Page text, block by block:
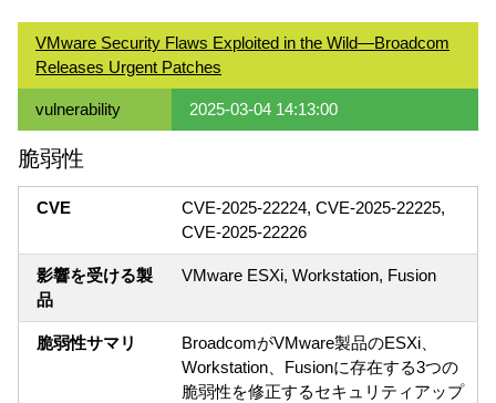
VMware Security Flaws Exploited in the Wild—Broadcom
Releases Urgent Patches
vulnerability 2025-03-04 14:13:00
脆弱性
CVE
CVE-2025-22224, CVE-2025-22225,
CVE-2025-22226
影響を受ける製
品
VMware ESXi, Workstation, Fusion
脆弱性サマリ
BroadcomがVMware製品のESXi、
Workstation、Fusionに存在する3つの
脆弱性を修正するセキュリティアップ